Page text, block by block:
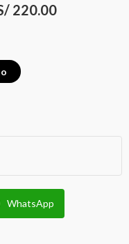
220.00El
WhatsApp